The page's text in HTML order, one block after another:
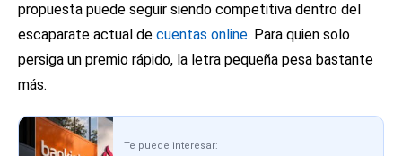
propuesta puede seguir siendo competitiva dentro del
escaparate actual de cuentas online. Para quien solo
persiga un premio rápido, la letra pequeña pesa bastante
más.
Te puede interesar: